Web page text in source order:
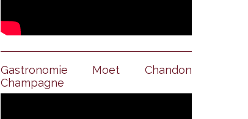
Gastronomie Moet Chandon
Champagne